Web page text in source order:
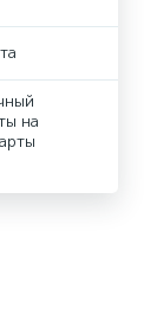
на